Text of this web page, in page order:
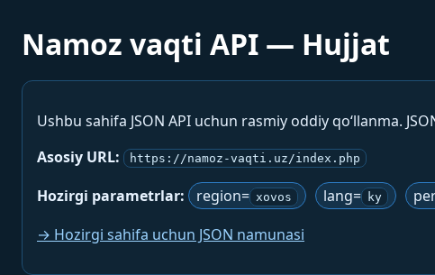
Namoz vaqti API — Hujjat
Ushbu sahifa JSON API uchun rasmiy oddiy qo‘llanma.
Asosiy URL:
https://namoz-vaqti.uz/index.php
Hozirgi parametrlar: region= xovos lang= ky
→ Hozirgi sahifa uchun JSON namunasi